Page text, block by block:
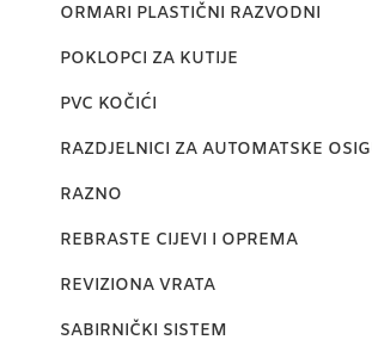
ORMARI PLASTIČNI RAZVODNI
POKLOPCI ZA KUTIJE
PVC KOČIĆI
RAZDJELNICI ZA AUTOMATSKE
RAZNO
REBRASTE CIJEVI I OPREMA
REVIZIONA VRATA
SABIRNIČKI SISTEM